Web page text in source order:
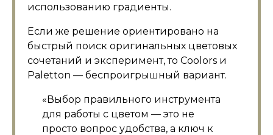
использованию градиенты.
Если же решение ориентировано на
быстрый поиск оригинальных цветовых
сочетаний и эксперимент, то Coolors и
Paletton — беспроигрышный вариант.
«Выбор правильного инструмента
для работы с цветом — это не
просто вопрос удобства, а ключ к